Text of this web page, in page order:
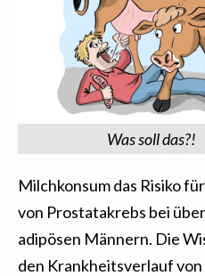
Was soll das?!
Milchkonsum das Risiko
von Prostatakrebs bei
adipösen Männern. Die
den Krankheitsverlauf